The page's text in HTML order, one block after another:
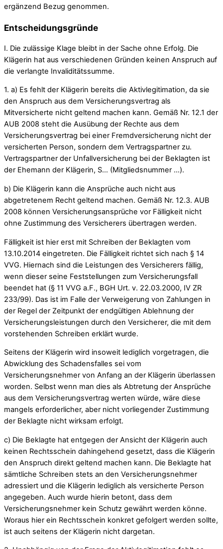
ergänzend Bezug genommen.
Entscheidungsgründe
I. Die zulässige Klage bleibt in der Sache ohne Erfolg. Die
Klägerin hat aus verschiedenen Gründen keinen Anspruch auf
die verlangte Invaliditätssumme.
1. a) Es fehlt der Klägerin bereits die Aktivlegitimation, da sie
den Anspruch aus dem Versicherungsvertrag als
Mitversicherte nicht geltend machen kann. Gemäß Nr. 12.1 der
AUB 2008 steht die Ausübung der Rechte aus dem
Versicherungsvertrag bei einer Fremdversicherung nicht der
versicherten Person, sondern dem Vertragspartner zu.
Vertragspartner der Unfallversicherung bei der Beklagten ist
der Ehemann der Klägerin, S… (Mitgliedsnummer …).
b) Die Klägerin kann die Ansprüche auch nicht aus
abgetretenem Recht geltend machen. Gemäß Nr. 12.3. AUB
2008 können Versicherungsansprüche vor Fälligkeit nicht
ohne Zustimmung des Versicherers übertragen werden.
Fälligkeit ist hier erst mit Schreiben der Beklagten vom
13.10.2014 eingetreten. Die Fälligkeit richtet sich nach § 14
VVG. Hiernach sind die Leistungen des Versicherers fällig,
wenn dieser seine Feststellungen zum Versicherungsfall
beendet hat (§ 11 VVG a.F., BGH Urt. v. 22.03.2000, IV ZR
233/99). Das ist im Falle der Verweigerung von Zahlungen in
der Regel der Zeitpunkt der endgültigen Ablehnung der
Versicherungsleistungen durch den Versicherer, die mit dem
vorstehenden Schreiben erklärt wurde.
Seitens der Klägerin wird insoweit lediglich vorgetragen, die
Abwicklung des Schadensfalles sei vom
Versicherungsnehmer von Anfang an der Klägerin überlassen
worden. Selbst wenn man dies als Abtretung der Ansprüche
aus dem Versicherungsvertrag werten würde, wäre diese
mangels erforderlicher, aber nicht vorliegender Zustimmung
der Beklagte nicht wirksam erfolgt.
c) Die Beklagte hat entgegen der Ansicht der Klägerin auch
keinen Rechtsschein dahingehend gesetzt, dass die Klägerin
den Anspruch direkt geltend machen kann. Die Beklagte hat
sämtliche Schreiben stets an den Versicherungsnehmer
adressiert und die Klägerin lediglich als versicherte Person
angegeben. Auch wurde hierin betont, dass dem
Versicherungsnehmer kein Schutz gewährt werden könne.
Woraus hier ein Rechtsschein konkret gefolgert werden sollte,
ist auch seitens der Klägerin nicht dargetan.